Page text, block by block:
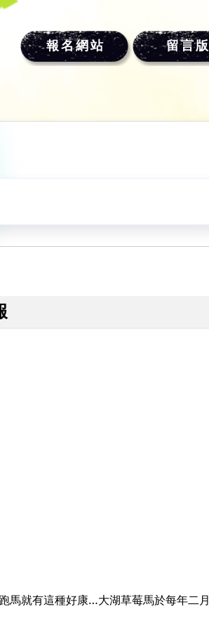
報名網站 留言版
馬就有這種好康…大湖草莓馬於每年二月